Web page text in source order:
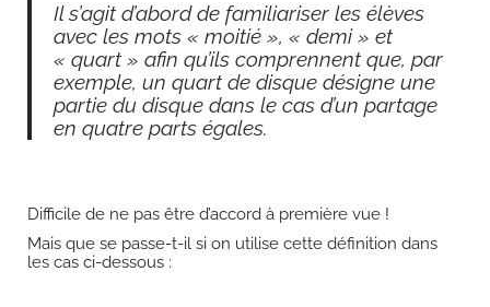
Il s’agit d’abord de familiariser les élèves
avec les mots « moitié », « demi » et
« quart » afin qu’ils comprennent que, par
exemple, un quart de disque désigne une
partie du disque dans le cas d’un partage
en quatre parts égales.
Difficile de ne pas être d’accord à première vue !
Mais que se passe-t-il si on utilise cette définition dans
les cas ci-dessous :